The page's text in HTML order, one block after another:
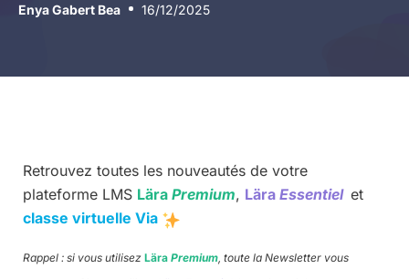
Enya Gabert Bea 16/12/2025
Retrouvez toutes les nouveautés de votre
plateforme LMS Lära Premium, Lära Essentiel et
classe virtuelle Via
Rappel : si vous utilisez Lära Premium, toute la Newsletter vous